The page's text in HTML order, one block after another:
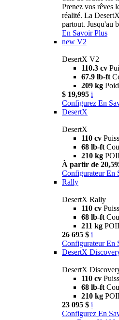
Prenez vos rêves
réalité. La
partout. Jusqu'au
En Savoir Plus
new V2
DesertX V2
110.3 cv
67.9 lb-ft
209 kg
$ 19,995 i
Configurez En
DesertX
DesertX
110 cv
68 lb-ft
210 kg
À partir de
Configurateur En
Rally
DesertX Rally
110 cv
68 lb-ft
211 kg
26 695 $ i
Configurateur En
DesertX
DesertX
110 cv
68 lb-ft
210 kg
23 095 $ i
Configurez En